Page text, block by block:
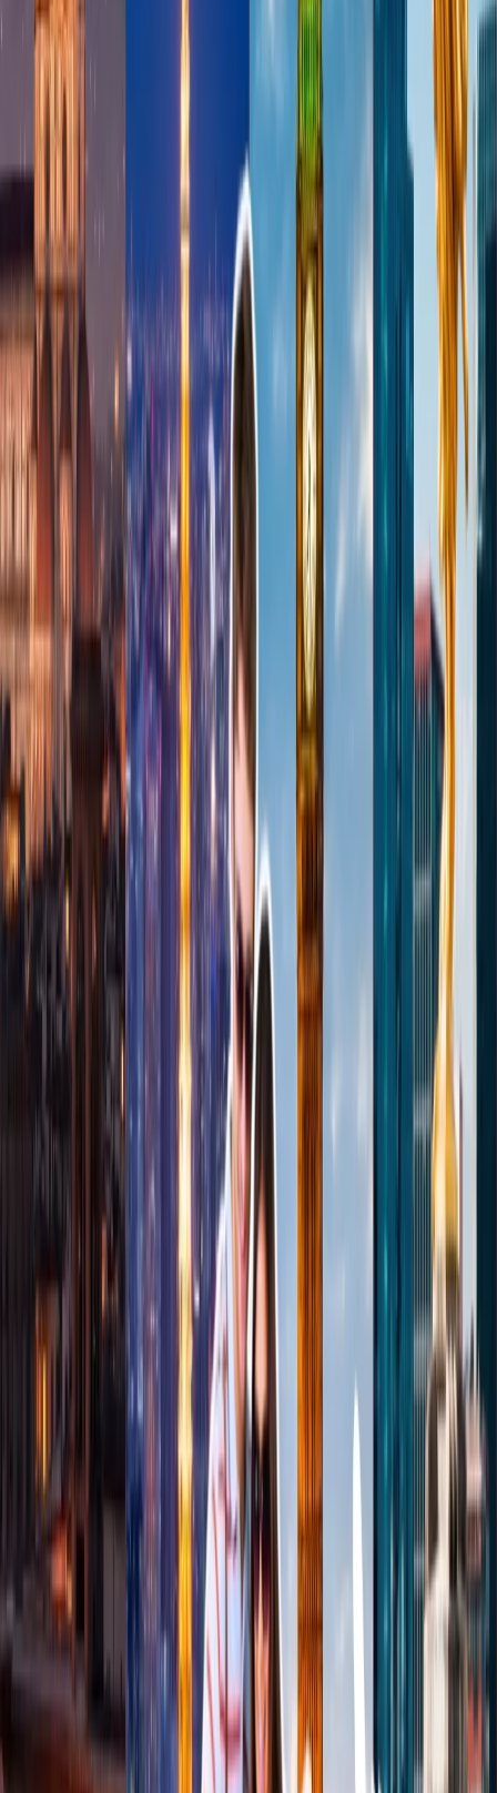
especialmente en los salones de VIP. El salón es más de 9.200
metros cuadrados, así que, tiene algo para todos tipos de personas,
incluyendo, espacios familiares exclusivos, áreas de tranquilidad,
salas pequeñas para echar una siesta, espacios privados para
personas que están buscando un espacio privado, un laberinto de
suites con duchas individuales y así sucesivamente. Para rematar,
hay una sala de juegos con máquinas de pinball, PlayStation, y
Para aprovechar los servicios de la sala de
Qatar Airways, tendrán que viajar en la clase Primera o business de
vuelos de Qatar o el miembro de uno de sus socios Oneworld .
La sala de Finnair
La sala de Finnair que se encuentra en el Aeropuerto de Helsinki así
que, da una experiencia finlandesa. Finnair tiene dos salones de VIP,
una en el lado Schengen y otra en el lado no Schengen aeropuerto.
Ambas salones ofrece una alta calidad de los servicios a los
pasajeros, pero los servicios pueden variar. Servicios comunes que
puede ser disfrutado por los pasajeros incluye, duchas privadas,
áreas de juegos para los niños, desayunos, comida especializada,
unas variedades de bebidas preferidas y mucho más. Si necesita
asistencia personal, habrá el representativo que asiste los pasajeros
con sus preferencias y problemas.
Entrar- Los miembros de Platinum y Gold del
programa de lealtad de la aerolinea, Socios Platinum de Finnair Plus
+ 1 invitado + niños menores de 18 años,
Titulares de la tarjeta One
World Emerald + 1 invitado Socios
Platinum Lumo de Finnair Plus
+ 4 invitados + niños menores de 18 años y más.
Sala de la espera United Polaris
United Airlines siempre está mejorando sus cabinas y servicios,
para brindar una experiencia de lujo a sus pasajeros. Ahora, su sala
de la espera United Polaris ofrece varios tipos de servicios que
contribuyen para pasar el tiempo de la espera con máxima
comodidad. Hay únicas características como una instalación del
artista Wolfganga Buttress en el techo, hay la disponibilidad de
cápsulas individuales con un solo sillón , el servicio de comedor que
incluye un bufé, y un servicio de platos internacionales que están
preparadas especialmente para los pasajeros viajando en un vuelo
internacional.
Quién Puede Entrar
- Los miembros de MileagePlus Premier,
pasajeros viajando en la clase Business de United Polaris, United
Premium Plus , los miembros de Gold de Star Alliance, titulares de
tarjetas de créditos MileagePlus Club y Presidential Plus.
Salón Chase Sapphire por The Club
En el Aeropuerto LaGuardía, el chase Sapphire sala es de dos pisos
que brinda comodidades lujosas. Los servicios que pueden disfrutar
incluye, menús frescos de temporadas que incluye los platos
preparados por chef del restaurante Fairfax , Cócteles artesanales,
ofertas de autoservicio, área de bienestar con tratamientos faciales de
Face Hus, sala de lactancia, habitación familiar, el servicio de wifi
con alta velocidad, y acceso a las revistas o periódicos.
El salón está disponible hasta las tres horas
antes de la salida del vuelo para los pasajeros que tienen una tarjeta
de Chase Sapphire Reserve o una tarjeta de crédito Ritz Carlton.
Atención al cliente 24/7
Experto en hoteles
Confirmación de reserva
+1-240-523-4500
Recent Blogs de viajes
10 cosas que hacer en Londres durante
De Italia a Japón: 10 destinos icónicos que son
merecen la pena explorar
23 Jun, 2026
10 Errores Que Encarecen Los Viajes A La
Copa Mundial De La FIFA
Wimbledon 2026: la guía completa para